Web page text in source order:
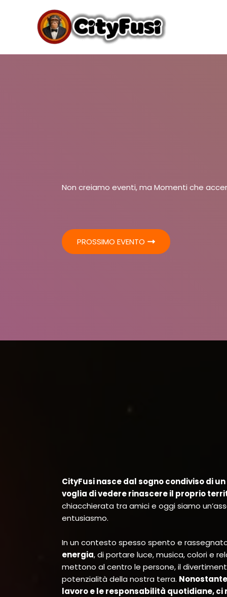
contenuto
Non creiamo eventi, ma Momenti che
PROSSIMO EVENTO
CityFusi nasce dal sogno condiviso di
voglia di vedere rinascere il proprio
chiacchierata tra amici e oggi siamo
entusiasmo.
In un contesto spesso spento e
energia, di portare luce, musica, colori e
mettono al centro le persone, il
potenzialità della nostra terra.
lavoro e le responsabilità quotidiane,